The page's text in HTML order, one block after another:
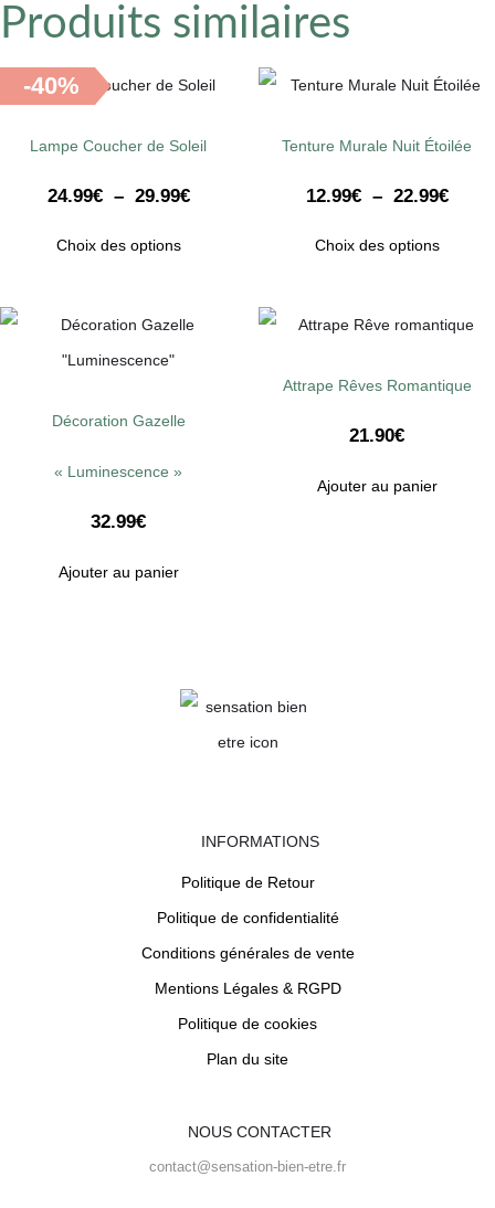
Produits similaires
-40%
Lampe Coucher de Soleil
24.99€ – 29.99€
Choix des options
Tenture Murale Nuit Étoilée
12.99€ – 22.99€
Choix des options
Décoration Gazelle
« Luminescence »
32.99€
Ajouter au panier
Attrape Rêves Romantique
21.90€
Ajouter au panier
INFORMATIONS
Politique de Retour
Politique de confidentialité
Conditions générales de vente
Mentions Légales & RGPD
Politique de cookies
Plan du site
NOUS CONTACTER
contact@sensation-bien-etre.fr